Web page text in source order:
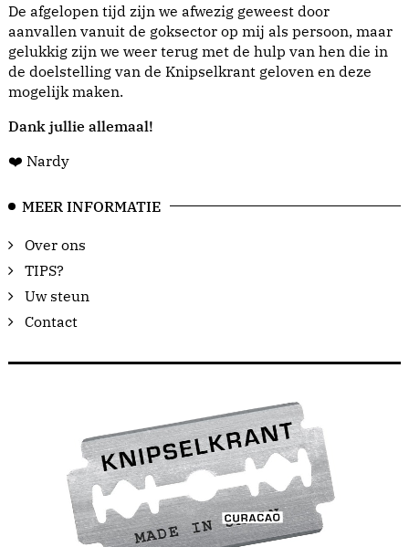
De afgelopen tijd zijn we afwezig geweest door
aanvallen vanuit de goksector op mij als persoon, maar
gelukkig zijn we weer terug met de hulp van hen die in
de doelstelling van de Knipselkrant geloven en deze
mogelijk maken.
Dank jullie allemaal!
❤️ Nardy
MEER INFORMATIE
Over ons
TIPS?
Uw steun
Contact